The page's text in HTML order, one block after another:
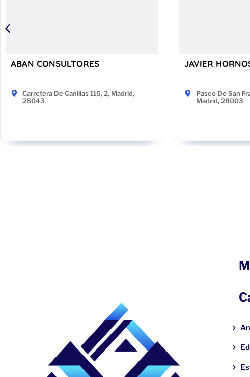
ABAN CONSULTORES
Carretera De Canillas 115, 2, Madrid,
28043
JAVIER
Paseo De San
Madrid, 28003